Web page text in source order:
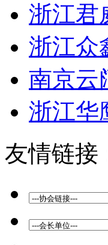
浙江君
浙江众
南京云
浙江华
友情链接